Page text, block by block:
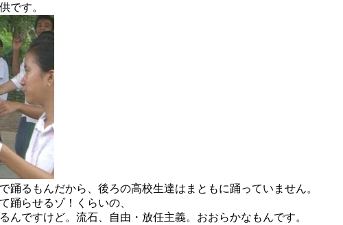
です。
踊るもんだから、後ろの高校生達はまともに踊っていません。
踊らせるゾ！くらいの、
んですけど。流石、自由・放任主義。おおらかなもんです。